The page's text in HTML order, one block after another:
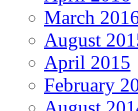
March
August
April 2015
February